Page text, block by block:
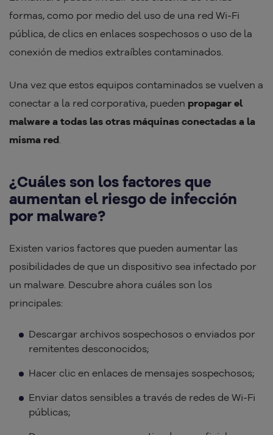
formas, como por medio del uso de una red Wi-Fi
pública, de clics en enlaces sospechosos o uso de la
conexión de medios extraíbles contaminados.
Una vez que estos equipos contaminados se vuelven a
conectar a la red corporativa, pueden propagar el
malware a todas las otras máquinas conectadas a la
misma red.
¿Cuáles son los factores que
aumentan el riesgo de infección
por malware?
Existen varios factores que pueden aumentar las
posibilidades de que un dispositivo sea infectado por
un malware. Descubre ahora cuáles son los
principales:
Descargar archivos sospechosos o enviados por
remitentes desconocidos;
Hacer clic en enlaces de mensajes sospechosos;
Enviar datos sensibles a través de redes de Wi-Fi
públicas;